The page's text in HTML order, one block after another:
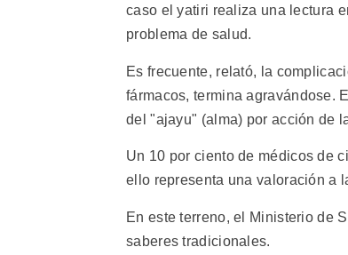
caso el yatiri realiza una lectura
problema de salud.
Es frecuente, relató, la
fármacos, termina agravándose.
del "ajayu" (alma) por acción de
Un 10 por ciento de médicos de
ello representa una valoración a
En este terreno, el Ministerio de
saberes tradicionales.